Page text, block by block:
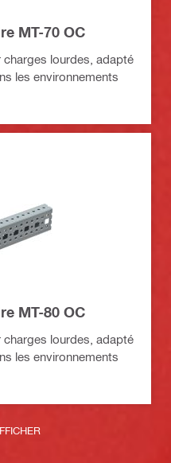
MT-70 OC
charges lourdes, adapté
les environnements
MT-80 OC
charges lourdes, adapté
les environnements